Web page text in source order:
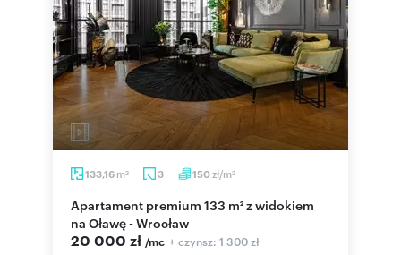
133,16 m2 3 150zł/m2
Apartament premium 133 m² z widokiem
na Oławę - Wrocław
20 000 zł /mc + czynsz: 1 300 zł